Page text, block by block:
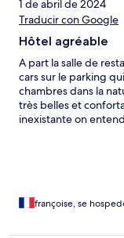
1 de abril de 2024
Traducir con Google
Hôtel agréable
A part la salle de
cars sur le parking
chambres dans la
très belles et
inexistante on
françoise, se